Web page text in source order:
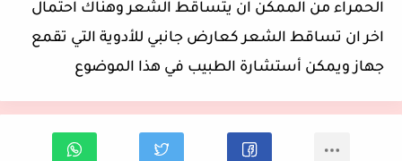
الحمراء من الممكن ان يتساقط الشعر وهناك احتمال
اخر ان تساقط الشعر كعارض جانبي للأدوية التي تقمع
جهاز ويمكن أستشارة الطبيب في هذا الموضوع